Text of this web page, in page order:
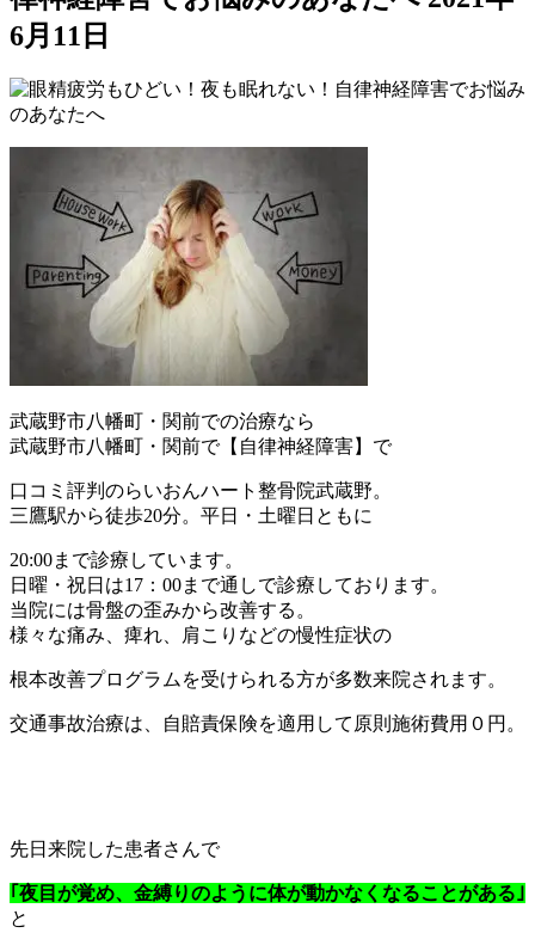
6月11日
武蔵野市八幡町・関前での治療なら
武蔵野市八幡町・関前で【自律神経障害】で
口コミ評判のらいおんハート整骨院武蔵野。
三鷹駅から徒歩20分。平日・土曜日ともに
20:00まで診療しています。
日曜・祝日は17：00まで通しで診療しております。
当院には骨盤の歪みから改善する。
様々な痛み、痺れ、肩こりなどの慢性症状の
根本改善プログラムを受けられる方が多数来院されます。
交通事故治療は、自賠責保険を適用して原則施術費用０円。
先日来院した患者さんで
｢夜目が覚め、金縛りのように体が動かなくなることがある｣
と